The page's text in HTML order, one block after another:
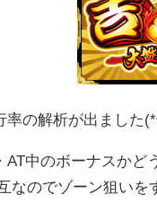
率の解析が出ました
AT中のボーナスかど
なのでゾーン狙いを